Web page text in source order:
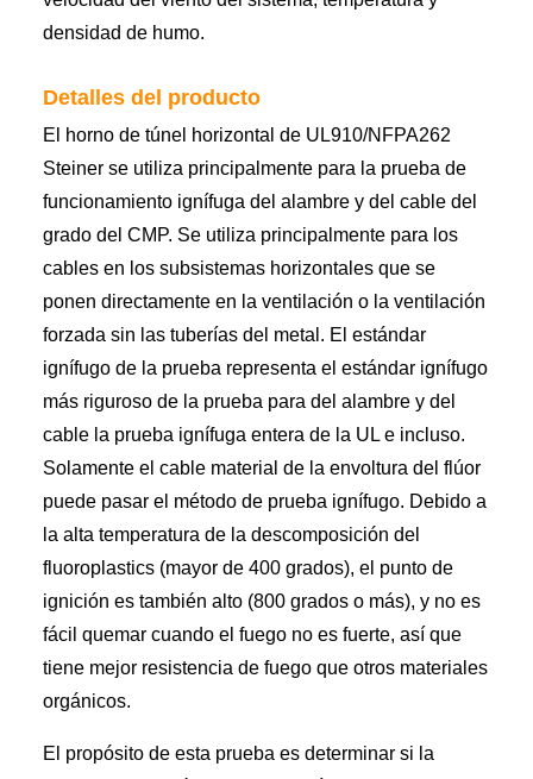
densidad de humo.
Detalles del producto
El horno de túnel horizontal de UL910/NFPA262
Steiner se utiliza principalmente para la prueba de
funcionamiento ignífuga del alambre y del cable del
grado del CMP. Se utiliza principalmente para los
cables en los subsistemas horizontales que se
ponen directamente en la ventilación o la ventilación
forzada sin las tuberías del metal. El estándar
ignífugo de la prueba representa el estándar ignífugo
más riguroso de la prueba para del alambre y del
cable la prueba ignífuga entera de la UL e incluso.
Solamente el cable material de la envoltura del flúor
puede pasar el método de prueba ignífugo. Debido a
la alta temperatura de la descomposición del
fluoroplastics (mayor de 400 grados), el punto de
ignición es también alto (800 grados o más), y no es
fácil quemar cuando el fuego no es fuerte, así que
tiene mejor resistencia de fuego que otros materiales
orgánicos.
El propósito de esta prueba es determinar si la